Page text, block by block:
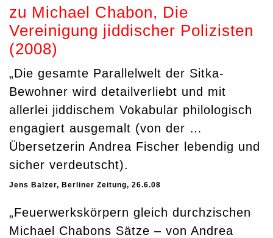
zu Michael Chabon, Die
Vereinigung jiddischer Polizisten
(2008)
„Die gesamte Parallelwelt der Sitka-
Bewohner wird detailverliebt und mit
allerlei jiddischem Vokabular philologisch
engagiert ausgemalt (von der …
Übersetzerin Andrea Fischer lebendig und
sicher verdeutscht).
Jens Balzer, Berliner Zeitung, 26.6.08
„Feuerwerkskörpern gleich durchzischen
Michael Chabons Sätze – von Andrea